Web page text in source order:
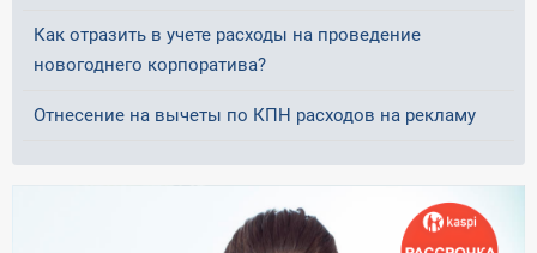
Как отразить в учете расходы на проведение
новогоднего корпоратива?
Отнесение на вычеты по КПН расходов на рекламу